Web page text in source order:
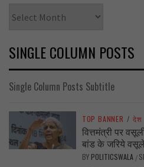
SINGLE COLUMN POSTS
Single Column Posts Subtitle
TOP BANNER / देश
वित्तमंत्री पर
बांड के जरिये
BY POLITICSWALA /